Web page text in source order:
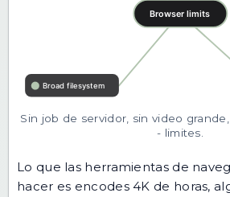
Sin job de servidor, sin video
- limites.
Lo que las herramientas de
hacer es encodes 4K de horas,